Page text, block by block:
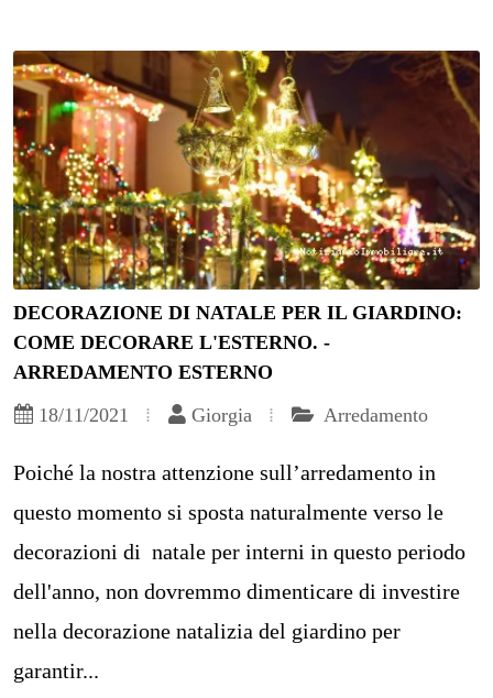
DECORAZIONE DI NATALE PER IL GIARDINO:
COME DECORARE L'ESTERNO. -
ARREDAMENTO ESTERNO
18/11/2021
Giorgia Arredamento
Poiché la nostra attenzione sull’arredamento in
questo momento si sposta naturalmente verso le
decorazioni di natale per interni in questo periodo
dell'anno, non dovremmo dimenticare di investire
nella decorazione natalizia del giardino per
garantir...